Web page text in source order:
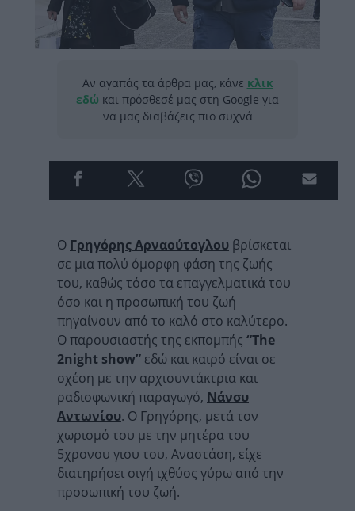
Αν αγαπάς τα άρθρα μας, κάνε κλικ
εδώ και πρόσθεσέ μας στη Google για
να μας διαβάζεις πιο συχνά
Ο Γρηγόρης Αρναούτογλου βρίσκεται
σε μια πολύ όμορφη φάση της ζωής
του, καθώς τόσο τα επαγγελματικά του
όσο και η προσωπική του ζωή
πηγαίνουν από το καλό στο καλύτερο.
Ο παρουσιαστής της εκπομπής “The
2night show” εδώ και καιρό είναι σε
σχέση με την αρχισυντάκτρια και
ραδιοφωνική παραγωγό, Νάνσυ
Αντωνίου. Ο Γρηγόρης, μετά τον
χωρισμό του με την μητέρα του
5χρονου γιου του, Αναστάση, είχε
διατηρήσει σιγή ιχθύος γύρω από την
προσωπική του ζωή.